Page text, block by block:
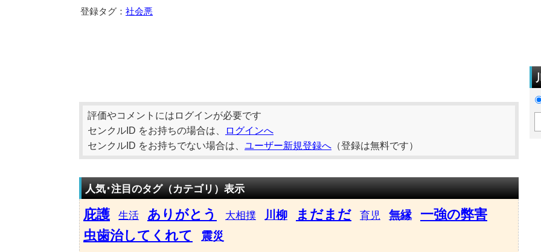
登録タグ： 社会悪
評価やコメントにはログインが必要です
センクルID をお持ちの場合は、
ログインへ
センクルID をお持ちでない場合は、 ユーザー新規登録へ （登録は無料です）
人気･注目のタグ（カテゴリ）表示
庇護 生活 ありがとう 大相撲 川柳 まだまだ 育児 無縁
一強の弊害
虫歯治してくれて
震災